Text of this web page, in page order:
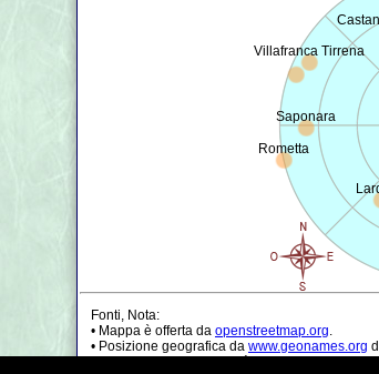
Villafranca Tirrena
Saponara
Rometta
Fonti, Nota:
• Mappa è offerta da openstreetmap.org.
• Posizione geografica da www.geonames.org